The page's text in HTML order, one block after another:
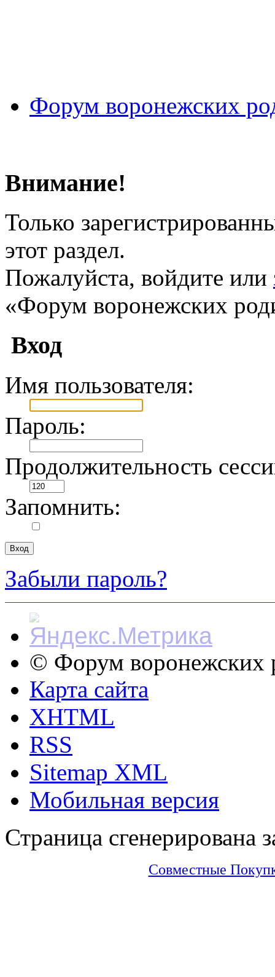
Форум воронежских
Внимание!
Только
этот раздел.
Пожалуйста, войдите или
«Форум воронежских
Вход
Имя пользователя:
Пароль:
Продолжительность
Запомнить:
Забыли пароль?
© Форум воронежских
Карта сайта
XHTML
RSS
Sitemap XML
Мобильная версия
Страница сгенерирована
Совместные